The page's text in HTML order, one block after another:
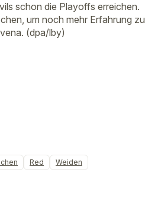
schon die Playoffs erreichen.
um noch mehr Erfahrung zu
(dpa/lby)
Red Weiden